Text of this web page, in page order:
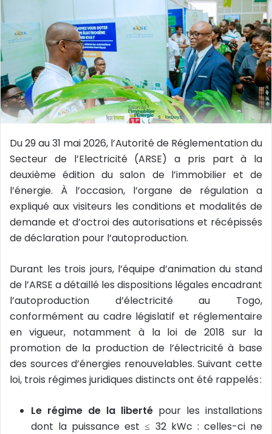
u
n
c
o
u
r
r
i
l
Du 29 au 31 mai 2026, l’Autorité de Réglementation du
Secteur de l’Electricité (ARSE) a pris part à la
deuxième édition du salon de l’immobilier et de
l’énergie. À l’occasion, l’organe de régulation a
expliqué aux visiteurs les conditions et modalités de
demande et d’octroi des autorisations et récépissés
de déclaration pour l’autoproduction.
Durant les trois jours, l’équipe d’animation du stand
de l’ARSE a détaillé les dispositions légales encadrant
l’autoproduction d’électricité au Togo,
conformément au cadre législatif et réglementaire
en vigueur, notamment à la loi de 2018 sur la
promotion de la production de l’électricité à base
des sources d’énergies renouvelables. Suivant cette
loi, trois régimes juridiques distincts ont été rappelés :
Le régime de la liberté pour les installations
dont la puissance est ≤ 32 kWc : celles-ci ne